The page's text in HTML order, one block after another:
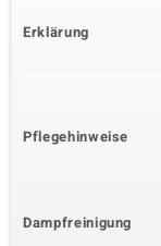
Erklärung
Pflegehinweise
Dampfreinigung